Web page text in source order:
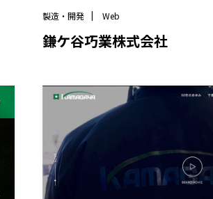
製造・開発 Web
鎌ケ谷巧業株式会社